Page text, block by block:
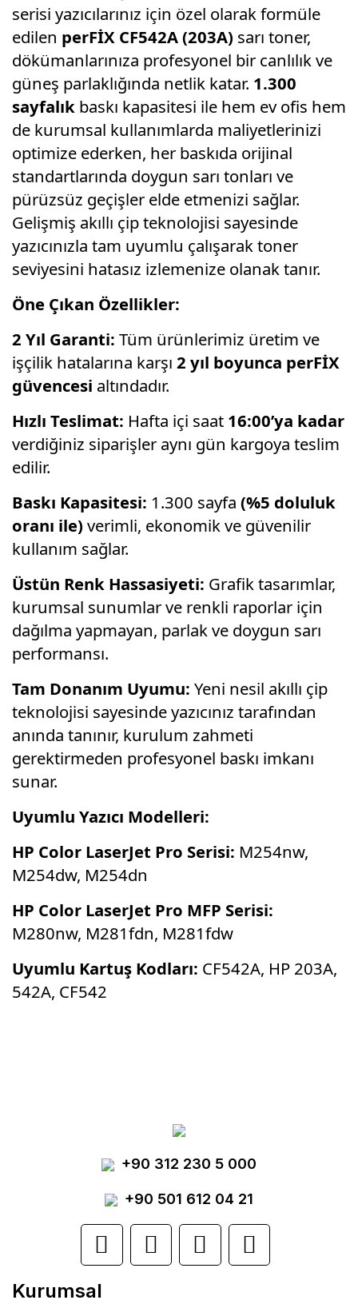
serisi yazıcılarınız için özel olarak formüle
edilen perFİX CF542A (203A) sarı toner,
dökümanlarınıza profesyonel bir canlılık ve
güneş parlaklığında netlik katar. 1.300
sayfalık baskı kapasitesi ile hem ev ofis hem
de kurumsal kullanımlarda maliyetlerinizi
optimize ederken, her baskıda orijinal
standartlarında doygun sarı tonları ve
pürüzsüz geçişler elde etmenizi sağlar.
Gelişmiş akıllı çip teknolojisi sayesinde
yazıcınızla tam uyumlu çalışarak toner
seviyesini hatasız izlemenize olanak tanır.
Öne Çıkan Özellikler:
2 Yıl Garanti: Tüm ürünlerimiz üretim ve
işçilik hatalarına karşı 2 yıl boyunca perFİX
güvencesi altındadır.
Hızlı Teslimat: Hafta içi saat 16:00’ya kadar
verdiğiniz siparişler aynı gün kargoya teslim
edilir.
Baskı Kapasitesi: 1.300 sayfa (%5 doluluk
oranı ile) verimli, ekonomik ve güvenilir
kullanım sağlar.
Üstün Renk Hassasiyeti: Grafik tasarımlar,
kurumsal sunumlar ve renkli raporlar için
dağılma yapmayan, parlak ve doygun sarı
performansı.
Tam Donanım Uyumu: Yeni nesil akıllı çip
teknolojisi sayesinde yazıcınız tarafından
anında tanınır, kurulum zahmeti
gerektirmeden profesyonel baskı imkanı
sunar.
Uyumlu Yazıcı Modelleri:
HP Color LaserJet Pro Serisi: M254nw,
M254dw, M254dn
HP Color LaserJet Pro MFP Serisi:
M280nw, M281fdn, M281fdw
Uyumlu Kartuş Kodları: CF542A, HP 203A,
542A, CF542
Yorum Yaz
Ürün resmi kalitesiz, bozuk veya
görüntülenemiyor.
Ürün açıklamasında eksik bilgiler bulunuyor.
Ürün bilgilerinde hatalar bulunuyor.
Ürün fiyatı diğer sitelerden daha pahalı.
+90 312 230 5 000
+90 501 612 04 21
Kurumsal